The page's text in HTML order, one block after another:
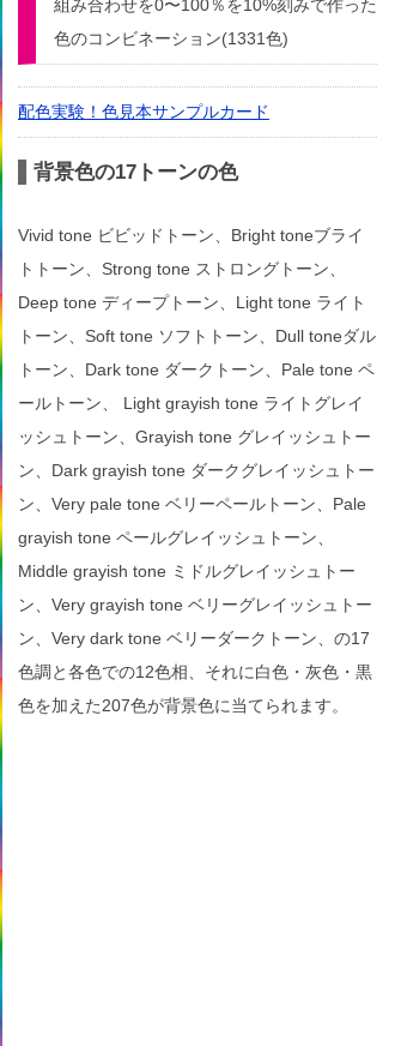
組み合わせを0〜100％を10%刻みで作った
色のコンビネーション(1331色)
配色実験！色見本サンプルカード
背景色の17トーンの色
Vivid tone ビビッドトーン、Bright toneブライ
トトーン、Strong tone ストロングトーン、
Deep tone ディープトーン、Light tone ライト
トーン、Soft tone ソフトトーン、Dull toneダル
トーン、Dark tone ダークトーン、Pale tone ペ
ールトーン、 Light grayish tone ライトグレイ
ッシュトーン、Grayish tone グレイッシュトー
ン、Dark grayish tone ダークグレイッシュトー
ン、Very pale tone ベリーペールトーン、Pale
grayish tone ペールグレイッシュトーン、
Middle grayish tone ミドルグレイッシュトー
ン、Very grayish tone ベリーグレイッシュトー
ン、Very dark tone ベリーダークトーン、の17
色調と各色での12色相、それに白色・灰色・黒
色を加えた207色が背景色に当てられます。